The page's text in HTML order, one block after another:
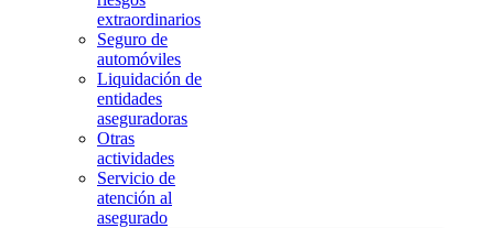
extraordinarios
Seguro de
automóviles
Liquidación de
entidades
aseguradoras
Otras
actividades
Servicio de
atención al
asegurado